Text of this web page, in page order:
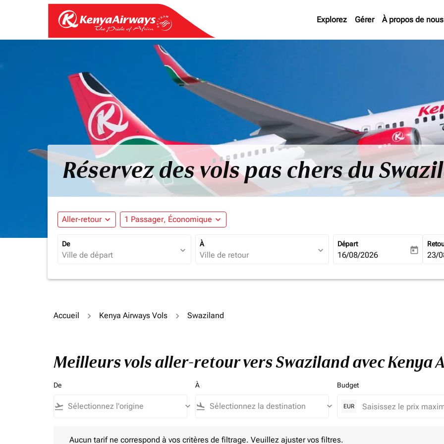
Explorez Gérer À propos de nous
Réservez des vols pas chers du
Aller-retour expand_more 1 Passager, Économique expand_more
De
expand_more
À
expand_more
Départ
fc-booking-departure-date-
16/08/2026 today fc-
23/
Accueil Kenya Airways Vols Swaziland
Meilleurs vols aller-retour vers Swaziland avec Kenya
De
flight_takeoff keyboard_arrow_down
À
flight_land keyboard_arrow_down
Budget
EUR
Aucun tarif ne correspond à vos critères de filtrage. Veuillez ajuster vos filtres.